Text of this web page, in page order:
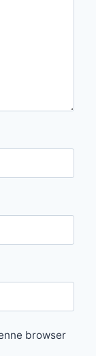
browser